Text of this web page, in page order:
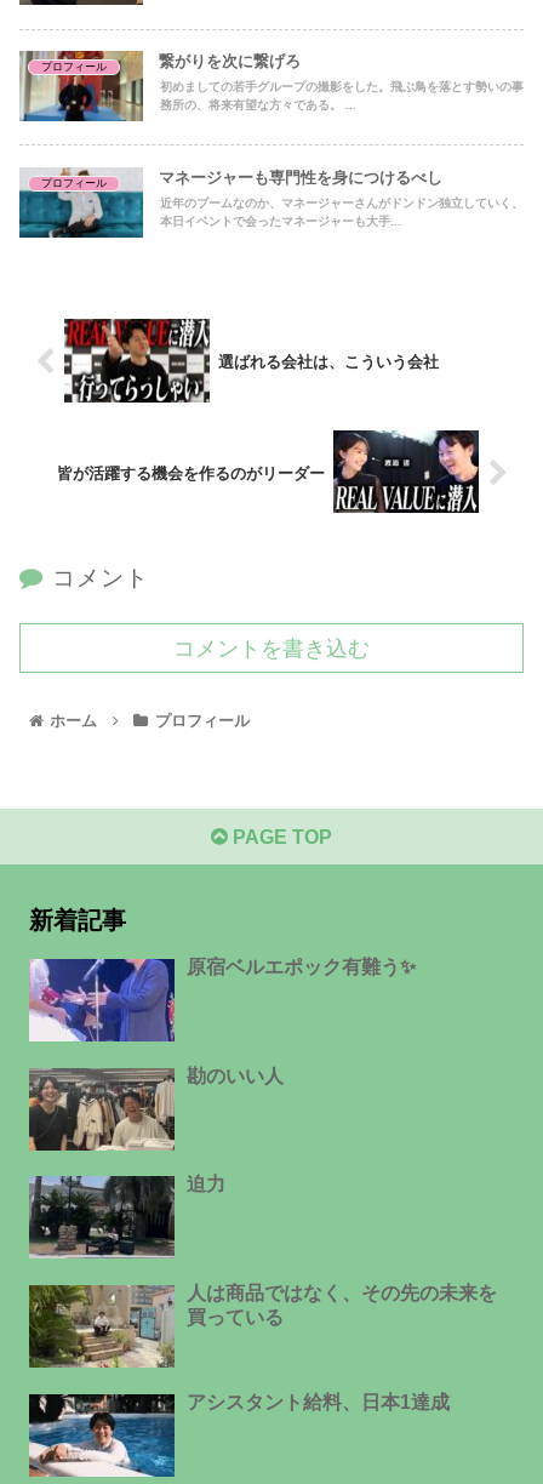
プロフィール 繋がりを次に繋げろ
初めましての若手グループの撮影をした。飛ぶ鳥を落とす勢いの事
務所の、将来有望な方々である。 ...
プロフィール マネージャーも専門性を身につけるべし
近年のブームなのか、マネージャーさんがドンドン独立していく、
本日イベントで会ったマネージャーも大手...
選ばれる会社は、こういう会社
皆が活躍する機会を作るのがリーダー
コメント
コメントを書き込む
ホーム プロフィール
PAGE TOP
新着記事
原宿ベルエポック有難う✨
勘のいい人
迫力
人は商品ではなく、その先の未来を
買っている
アシスタント給料、日本1達成